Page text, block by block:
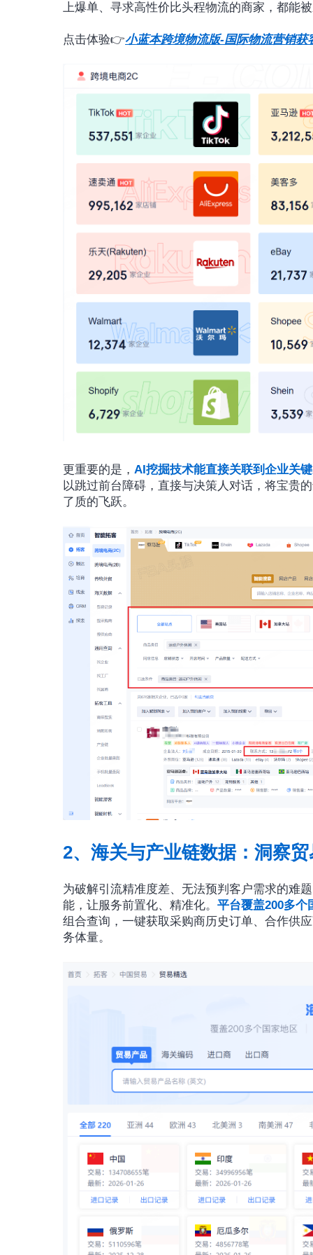
上爆单、寻求高性价比头程物流的商家，都能
点击体验👉小蓝本跨境物流版-国际物流营销获
更重要的是， AI挖掘技术能直接关联到企业关
以跳过前台障碍，直接与决策人对话，将宝贵
了质的飞跃。
2、海关与产业链数据：洞察
为破解引流精准度差、无法预判客户需求的难
能，让服务前置化、精准化。 平台覆盖200多个
组合查询，一键获取采购商历史订单、合作供
务体量。